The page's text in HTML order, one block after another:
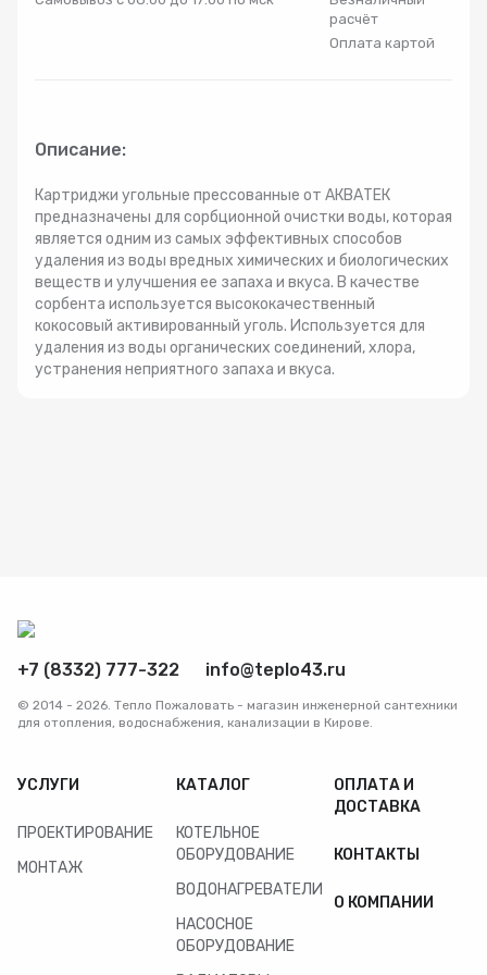
Трубы и фитинги
Комплекты оборудования для скважины
Комплект оборудования для отопления
расчёт
Оплата картой
Описание:
Картриджи угольные прессованные от АКВАТЕК
предназначены для сорбционной очистки воды, которая
является одним из самых эффективных способов
удаления из воды вредных химических и биологических
веществ и улучшения ее запаха и вкуса. В качестве
сорбента используется высококачественный
кокосовый активированный уголь. Используется для
удаления из воды органических соединений, хлора,
устранения неприятного запаха и вкуса.
+7 (8332) 777-322 info@teplo43.ru
© 2014 - 2026. Тепло Пожаловать - магазин инженерной сантехники
для отопления, водоснабжения, канализации в Кирове.
УСЛУГИ
ПРОЕКТИРОВАНИЕ
МОНТАЖ
КАТАЛОГ
КОТЕЛЬНОЕ
ОБОРУДОВАНИЕ
ВОДОНАГРЕВАТЕЛИ
НАСОСНОЕ
ОБОРУДОВАНИЕ
ОПЛАТА И
ДОСТАВКА
КОНТАКТЫ
О КОМПАНИИ